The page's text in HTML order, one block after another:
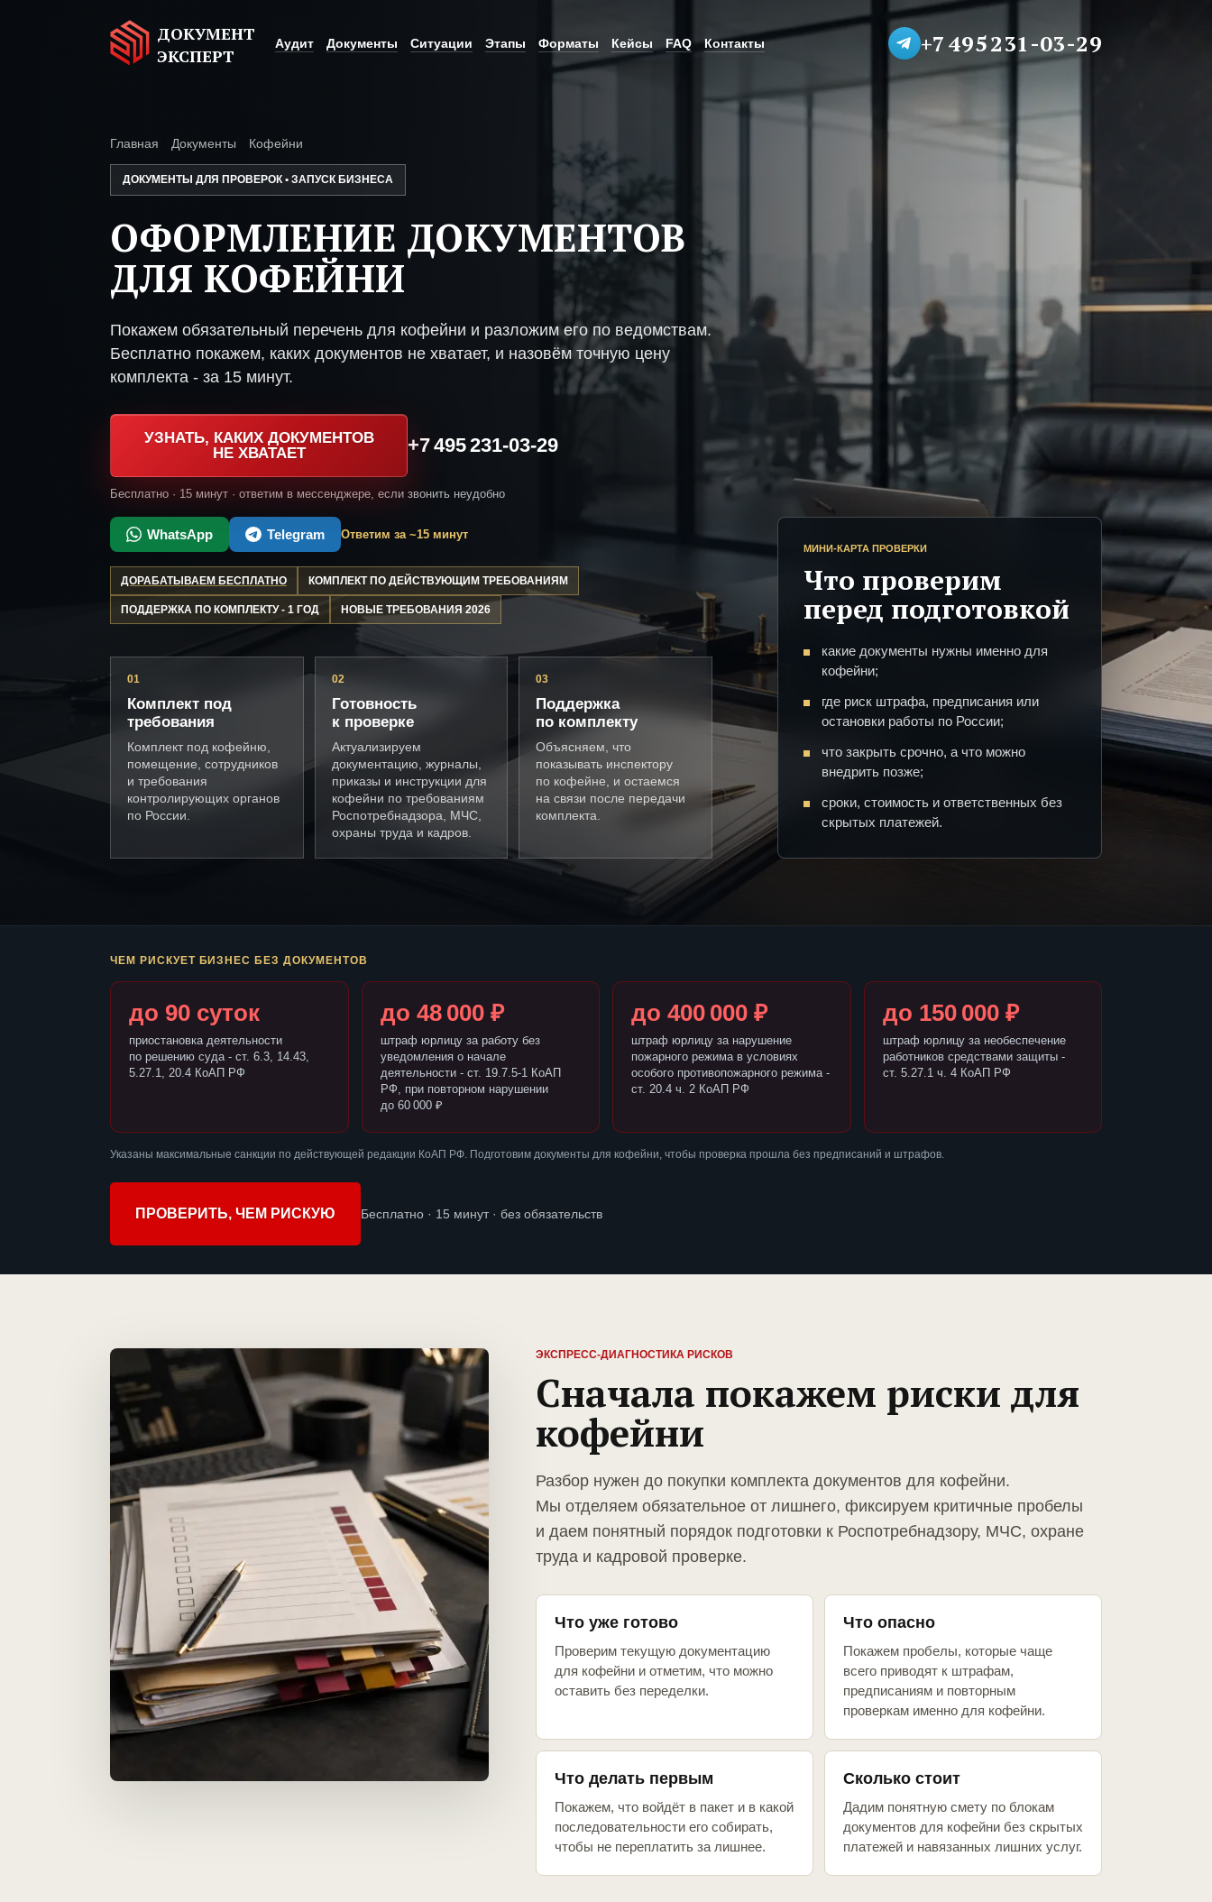
ДОКУМЕНТ
ЭКСПЕРТ
Аудит Документы Ситуации Этапы Форматы Кейсы FAQ Контакты +7 495 231-03-29
Главная Документы Кофейни
ДОКУМЕНТЫ ДЛЯ ПРОВЕРОК • ЗАПУСК БИЗНЕСА
ОФОРМЛЕНИЕ ДОКУМЕНТОВ
ДЛЯ КОФЕЙНИ
Покажем обязательный перечень для кофейни и разложим его по ведомствам.
Бесплатно покажем, каких документов не хватает, и назовём точную цену
комплекта - за 15 минут.
УЗНАТЬ, КАКИХ ДОКУМЕНТОВ
НЕ ХВАТАЕТ
+7 495 231-03-29
Бесплатно · 15 минут · ответим в мессенджере, если звонить неудобно
WhatsApp Telegram Ответим за ~15 минут
ДОРАБАТЫВАЕМ БЕСПЛАТНО КОМПЛЕКТ ПО ДЕЙСТВУЮЩИМ ТРЕБОВАНИЯМ
ПОДДЕРЖКА ПО КОМПЛЕКТУ - 1 ГОД НОВЫЕ ТРЕБОВАНИЯ 2026
01
Комплект под
требования
Комплект под кофейню,
помещение, сотрудников
и требования
контролирующих органов
по России.
02
Готовность
к проверке
Актуализируем
документацию, журналы,
приказы и инструкции для
кофейни по требованиям
Роспотребнадзора, МЧС,
охраны труда и кадров.
03
Поддержка
по комплекту
Объясняем, что
показывать инспектору
по кофейне, и остаемся
на связи после передачи
комплекта.
МИНИ-КАРТА ПРОВЕРКИ
Что проверим
перед подготовкой
какие документы нужны именно для
кофейни;
где риск штрафа, предписания или
остановки работы по России;
что закрыть срочно, а что можно
внедрить позже;
сроки, стоимость и ответственных без
скрытых платежей.
ЧЕМ РИСКУЕТ БИЗНЕС БЕЗ ДОКУМЕНТОВ
до 90 суток
приостановка деятельности
по решению суда - ст. 6.3, 14.43,
5.27.1, 20.4 КоАП РФ
до 48 000 ₽
штраф юрлицу за работу без
уведомления о начале
деятельности - ст. 19.7.5-1 КоАП
РФ, при повторном нарушении
до 60 000 ₽
до 400 000 ₽
штраф юрлицу за нарушение
пожарного режима в условиях
особого противопожарного режима -
ст. 20.4 ч. 2 КоАП РФ
до 150 000 ₽
штраф юрлицу за необеспечение
работников средствами защиты -
ст. 5.27.1 ч. 4 КоАП РФ
Указаны максимальные санкции по действующей редакции КоАП РФ. Подготовим документы для кофейни, чтобы проверка прошла без предписаний и штрафов.
ПРОВЕРИТЬ, ЧЕМ РИСКУЮ Бесплатно · 15 минут · без обязательств
ЭКСПРЕСС-ДИАГНОСТИКА РИСКОВ
Сначала покажем риски для
кофейни
Разбор нужен до покупки комплекта документов для кофейни.
Мы отделяем обязательное от лишнего, фиксируем критичные пробелы
и даем понятный порядок подготовки к Роспотребнадзору, МЧС, охране
труда и кадровой проверке.
Что уже готово
Проверим текущую документацию
для кофейни и отметим, что можно
оставить без переделки.
Что опасно
Покажем пробелы, которые чаще
всего приводят к штрафам,
предписаниям и повторным
проверкам именно для кофейни.
Что делать первым
Покажем, что войдёт в пакет и в какой
последовательности его собирать,
чтобы не переплатить за лишнее.
Сколько стоит
Дадим понятную смету по блокам
документов для кофейни без скрытых
платежей и навязанных лишних услуг.